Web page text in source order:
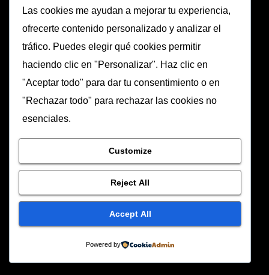
Las cookies me ayudan a mejorar tu experiencia,
ofrecerte contenido personalizado y analizar el
tráfico. Puedes elegir qué cookies permitir
haciendo clic en "Personalizar". Haz clic en
"Aceptar todo" para dar tu consentimiento o en
"Rechazar todo" para rechazar las cookies no
esenciales.
Customize
Reject All
Accept All
Powered by